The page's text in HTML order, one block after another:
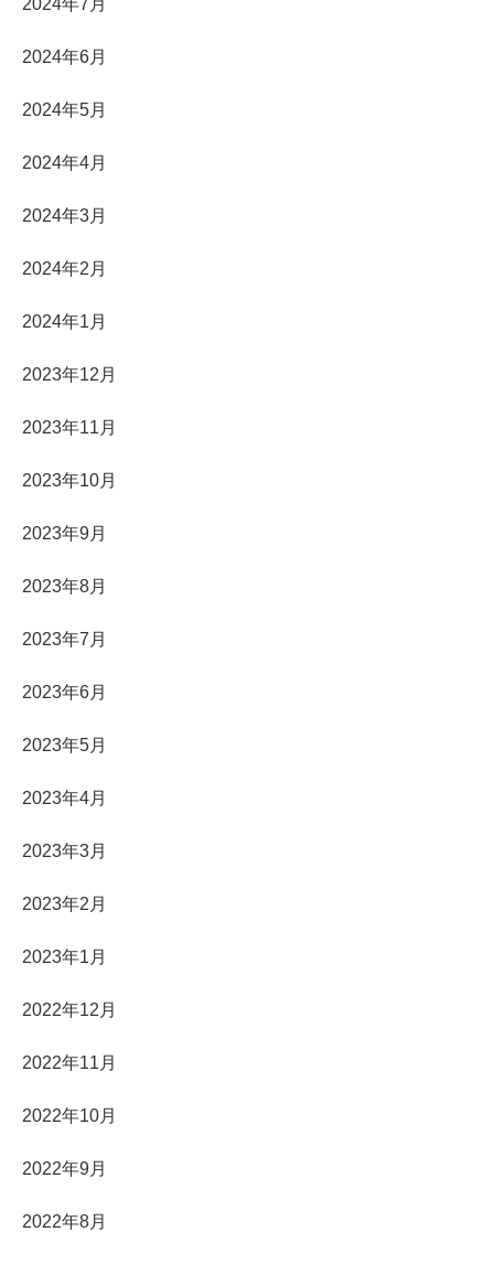
2024年7月
2024年6月
2024年5月
2024年4月
2024年3月
2024年2月
2024年1月
2023年12月
2023年11月
2023年10月
2023年9月
2023年8月
2023年7月
2023年6月
2023年5月
2023年4月
2023年3月
2023年2月
2023年1月
2022年12月
2022年11月
2022年10月
2022年9月
2022年8月